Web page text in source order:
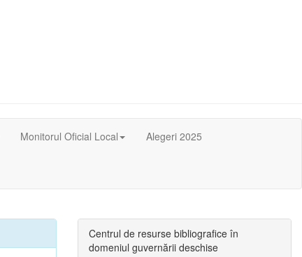
Monitorul Oficial Local Alegeri 2025
Centrul de resurse bibliografice în
domeniul guvernării deschise